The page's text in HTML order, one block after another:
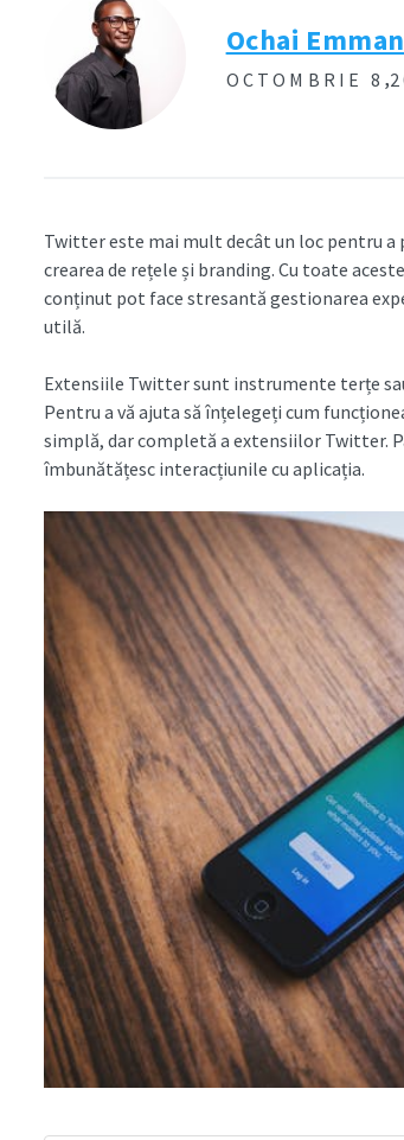
Ochai
OCTOMBRIE 8 ,
Twitter este mai mult decât un loc pentru
crearea de rețele și branding. Cu toate
conținut pot face stresantă gestionarea
utilă.
Extensiile Twitter sunt instrumente terțe
Pentru a vă ajuta să înțelegeți cum
simplă, dar completă a extensiilor Twitter.
îmbunătățesc interacțiunile cu aplicația.